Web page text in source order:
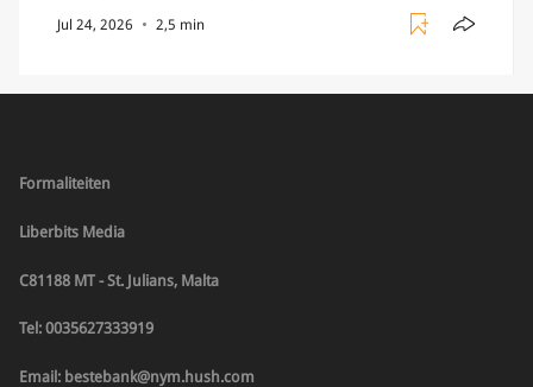
exchange vooral bekend om het brede aanbod in
Jul 24, 2026 2,5 min
Formaliteiten
Liberbits Media
C81188 MT - St. Julians, Malta
Tel: 0035627333919
Email: bestebank@nym.hush.com